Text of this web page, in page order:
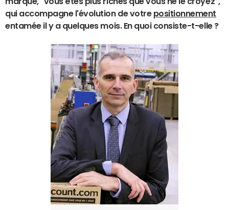
qui accompagne l'évolution de votre positionnement
entamée il y a quelques mois. En quoi consiste-t-elle ?